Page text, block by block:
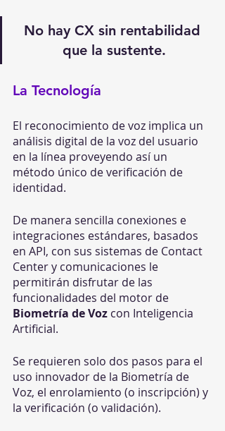
No hay CX sin rentabilidad
que la sustente.
La Tecnología
El reconocimiento de voz implica un
análisis digital de la voz del usuario
en la línea proveyendo así un
método único de verificación de
identidad.
De manera sencilla conexiones e
integraciones estándares, basados
en API, con sus sistemas de Contact
Center y comunicaciones le
permitirán disfrutar de las
funcionalidades del motor de
Biometría de Voz con Inteligencia
Artificial.
Se requieren solo dos pasos para el
uso innovador de la Biometría de
Voz, el enrolamiento (o inscripción) y
la verificación (o validación).